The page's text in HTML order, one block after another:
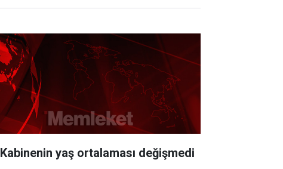
Kabinenin yaş ortalaması değişmedi